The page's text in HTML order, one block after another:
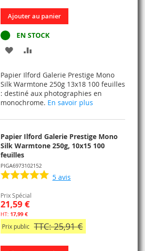
Ajouter au panier
EN STOCK
AJOUTER
MA
LISTE
D’ENVIE
COMPARATEUR
Papier Ilford Galerie Prestige Mono
Silk Warmtone 250g 13x18 100 feuilles
: destiné aux photographies en
monochrome. En savoir plus
Papier Ilford Galerie Prestige Mono
Silk Warmtone 250g, 10x15 100
feuilles
PIGA6973102152
5 avis
Prix Spécial
21,59 €
17,99 €
Prix public TTC: 25,91 €